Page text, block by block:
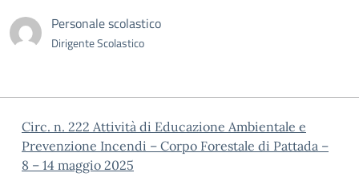
Personale scolastico
Dirigente Scolastico
Circ. n. 222 Attività di Educazione Ambientale e
Prevenzione Incendi – Corpo Forestale di Pattada –
8 – 14 maggio 2025